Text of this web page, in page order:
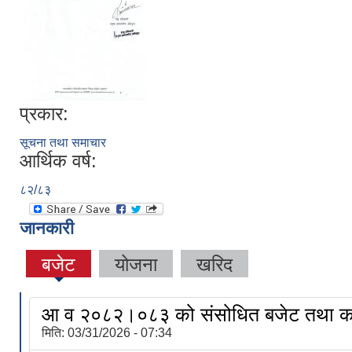
प्रकार:
सूचना तथा समाचार
आर्थिक वर्ष:
८२/८३
जानकारी
बजेट योजना खरिद
आ व २०८२।०८३ को संसोधित बजेट तथा
मिति: 03/31/2026 - 07:34